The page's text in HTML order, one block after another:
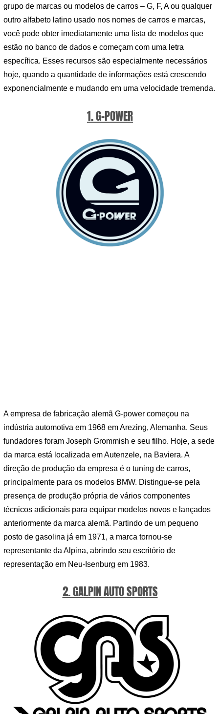
grupo de marcas ou modelos de carros – G, F, A ou qualquer
outro alfabeto latino usado nos nomes de carros e marcas,
você pode obter imediatamente uma lista de modelos que
estão no banco de dados e começam com uma letra
específica. Esses recursos são especialmente necessários
hoje, quando a quantidade de informações está crescendo
exponencialmente e mudando em uma velocidade tremenda.
1. G-POWER
A empresa de fabricação alemã G-power começou na
indústria automotiva em 1968 em Arezing, Alemanha. Seus
fundadores foram Joseph Grommish e seu filho. Hoje, a sede
da marca está localizada em Autenzele, na Baviera. A
direção de produção da empresa é o tuning de carros,
principalmente para os modelos BMW. Distingue-se pela
presença de produção própria de vários componentes
técnicos adicionais para equipar modelos novos e lançados
anteriormente da marca alemã. Partindo de um pequeno
posto de gasolina já em 1971, a marca tornou-se
representante da Alpina, abrindo seu escritório de
representação em Neu-Isenburg em 1983.
2. GALPIN AUTO SPORTS